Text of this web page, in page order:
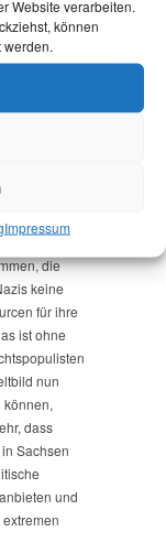
Website verarbeiten.
können
werden.
Impressum
muss
dabei
die wählen
im
die
keine
für ihre
ist ohne
nun
können,
dass
Sachsen
und